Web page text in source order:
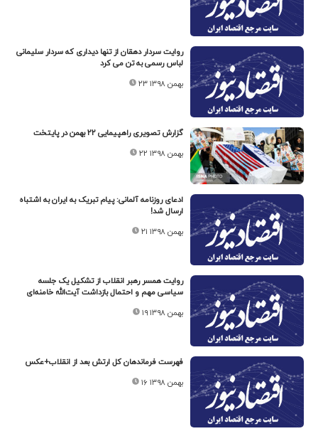
روایت سردار دهقان از تنها دیداری که سردار سلیمانی
لباس رسمی به تن می کرد
۲۳ بهمن ۱۳۹۸
گزارش تصویری راهپیمایی ۲۲ بهمن در پایتخت
۲۲ بهمن ۱۳۹۸
ادعای روزنامه آلمانی: پیام تبریک به ایران به اشتباه
ارسال شد!
۲۱ بهمن ۱۳۹۸
روایت همسر رهبر انقلاب از تشکیل یک جلسه
سیاسی مهم و احتمال بازداشت آیت‌الله خامنه‌ای
۱۹ بهمن ۱۳۹۸
فهرست فرماندهان کل ارتش بعد از انقلاب+عکس
۱۶ بهمن ۱۳۹۸